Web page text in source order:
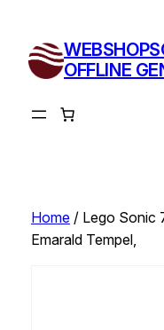
inhoud
OFFLINE
Home/ Lego Sonic
Emarald Tempel,